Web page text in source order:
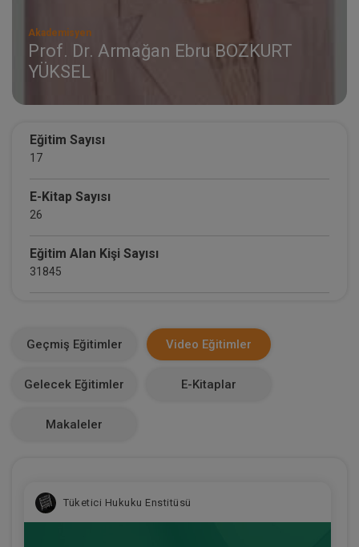
Akademisyen
Prof. Dr. Armağan Ebru BOZKURT
YÜKSEL
Eğitim Sayısı
17
E-Kitap Sayısı
26
Eğitim Alan Kişi Sayısı
31845
0
Geçmiş Eğitimler Video Eğitimler
Gelecek Eğitimler E-Kitaplar
Makaleler
Tüketici Hukuku Enstitüsü